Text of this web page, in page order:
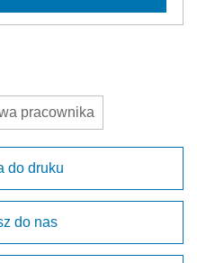
pracownika
do druku
do nas